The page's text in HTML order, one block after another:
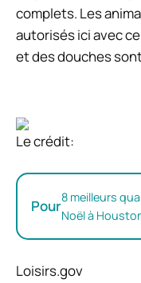
complets. Les
autorisés ici avec
et des douches
Le crédit:
Pour8 meilleurs
Noël à
Loisirs.gov